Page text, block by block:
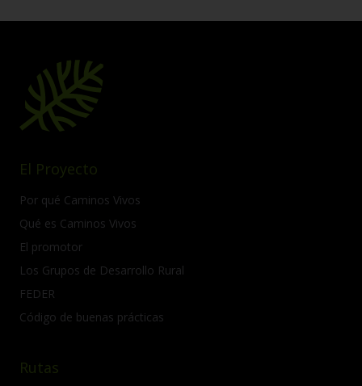
El Proyecto
Por qué Caminos Vivos
Qué es Caminos Vivos
El promotor
Los Grupos de Desarrollo Rural
FEDER
Código de buenas prácticas
Rutas